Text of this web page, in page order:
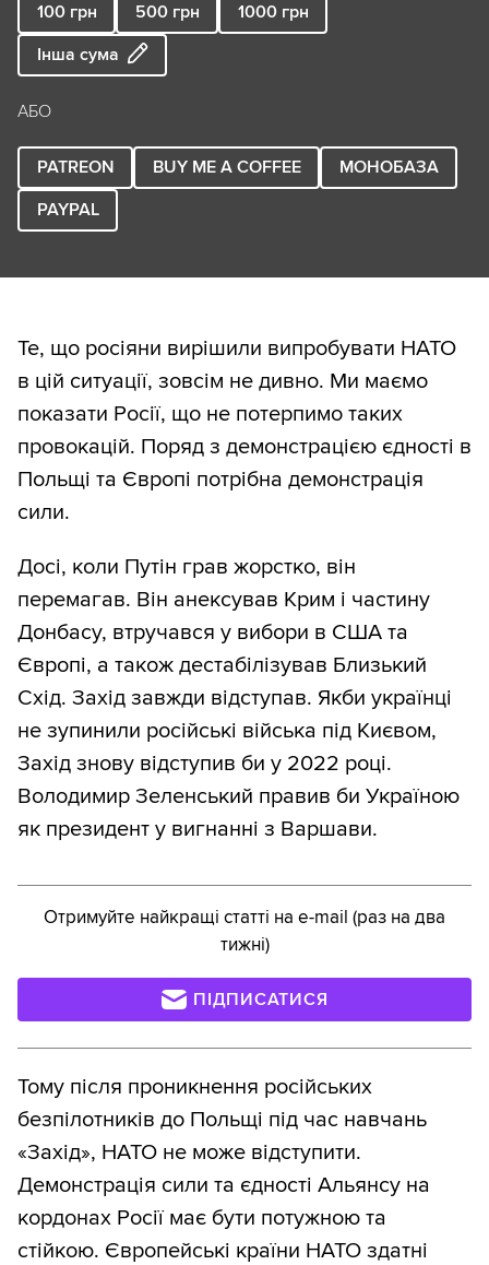
100 грн 500 грн 1000 грн
Інша сума
АБО
PATREON BUY ME A COFFEE
МОНОБАЗА
PAYPAL
Те, що росіяни вирішили випробувати НАТО
в цій ситуації, зовсім не дивно. Ми маємо
показати Росії, що не потерпимо таких
провокацій. Поряд з демонстрацією єдності в
Польщі та Європі потрібна демонстрація
сили.
Досі, коли Путін грав жорстко, він
перемагав. Він анексував Крим і частину
Донбасу, втручався у вибори в США та
Європі, а також дестабілізував Близький
Схід. Захід завжди відступав. Якби українці
не зупинили російські війська під Києвом,
Захід знову відступив би у 2022 році.
Володимир Зеленський правив би Україною
як президент у вигнанні з Варшави.
Отримуйте найкращі статті на e-mail (раз на два
тижні)
ПІДПИСАТИСЯ
Тому після проникнення російських
безпілотників до Польщі під час навчань
«Захід», НАТО не може відступити.
Демонстрація сили та єдності Альянсу на
кордонах Росії має бути потужною та
стійкою. Європейські країни НАТО здатні